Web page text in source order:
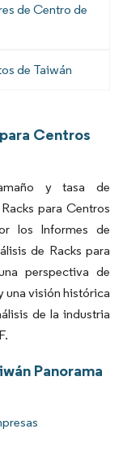
de Centro de
de Taiwán
Centros
y tasa de
para Centros
los Informes de
de Racks para
perspectiva de
una visión histórica
de la industria
Panorama